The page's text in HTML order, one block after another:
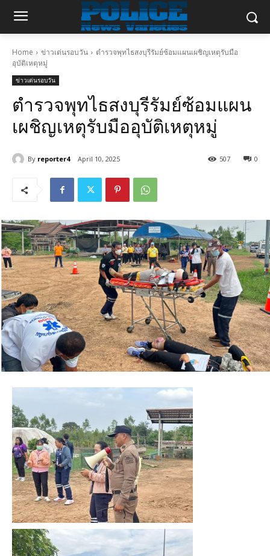
Home ข่าวเด่นรอบวัน
ตำรวจพุทไธสงบุรีรัมย์ซ้อมแผนเผชิญเหตุรับมือ
อุบัติเหตุหมู่
ข่าวเด่นรอบวัน
ตำรวจพุทไธสงบุรีรัมย์ซ้อมแผน
เผชิญเหตุรับมืออุบัติเหตุหมู่
By reporter4 April 10, 2025 0
507